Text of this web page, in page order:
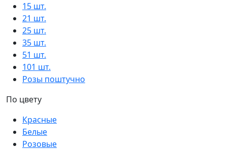
15 шт.
21 шт.
25 шт.
35 шт.
51 шт.
101 шт.
Розы поштучно
По цвету
Красные
Белые
Розовые